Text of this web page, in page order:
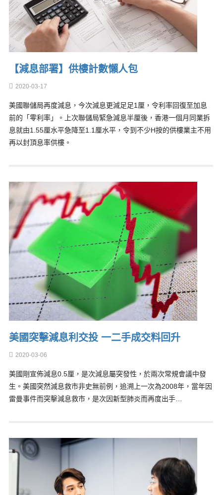
【減息部署】供樓計數懶人包
2020-03-17
美國聯儲局再度減息，今次減息更減足足1厘，令利率回復至加息
前的「零利率」。上次聯儲局緊急減息半厘後，香港一個月同業拆
息就由1.55厘水平急降至1.1厘水平，令到不少H按的供樓業主不用
再以封頂息率供樓。
美國突擊減息利交投 一二手成交料回升
2020-03-06
美國剛宣佈減息0.5厘，是次減息屬突發性，於兩次常規會議中發
生。美國突然減息救市非史無前例，追溯上一次為2008年，當年因
雷曼事件而突擊減息救市，是次因新型肺炎而再度出手…